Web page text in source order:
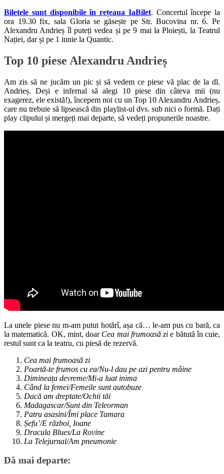
Biletele sunt disponibile în rețeaua IaBilet. Concertul începe la
ora 19.30 fix, sala Gloria se găsește pe Str. Bucovina nr. 6. Pe
Alexandru Andrieș îl puteți vedea și pe 9 mai la Ploiești, la Teatrul
Nației, dar și pe 1 iunie la Quantic.
Top 10 piese Alexandru Andrieș
Am zis să ne jucăm un pic și să vedem ce piese vă plac de la dl.
Andrieș. Deși e infernal să alegi 10 piese din câteva mii (nu
exagerez, ele există!), începem noi cu un Top 10 Alexandru Andrieș,
care nu trebuie să lipsească din playlist-ul dvs. sub nici o formă. Dați
play clipului și mergeți mai departe, să vedeți propunerile noastre.
La unele piese nu m-am putut hotărî, așa că… le-am pus cu bară, ca
la matematică. OK, mint, doar Cea mai frumoasă zi e bătută în cuie,
restul sunt ca la teatru, cu piesă de rezervă.
Cea mai frumoasă zi
Poartă-te frumos cu ea/Nu-l dau pe azi pentru mâine
Dimineața devreme/Mi-a luat inima
Când la femei/Femeile sunt autobuze
Dacă am dreptate/Ochii tăi
Madagascar/Sunt din Teleorman
Patru asasini/Îmi place Tamara
Șefu’/E război, Ioane
Dracula Blues/La Rovine
La Telejurnal/Am pneumonie
Dă mai departe: